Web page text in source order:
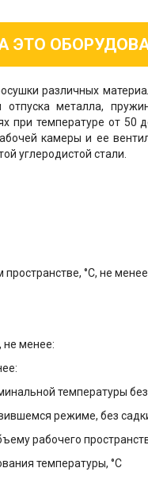
ЭТО
различных
металла,
при температуре от 50
камеры и ее
углеродистой стали.
°С, не менее
не менее:
температуры
режиме, без
рабочего
температуры, °С